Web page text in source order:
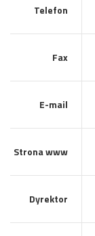
Telefon
Fax
E-mail
Strona www
Dyrektor